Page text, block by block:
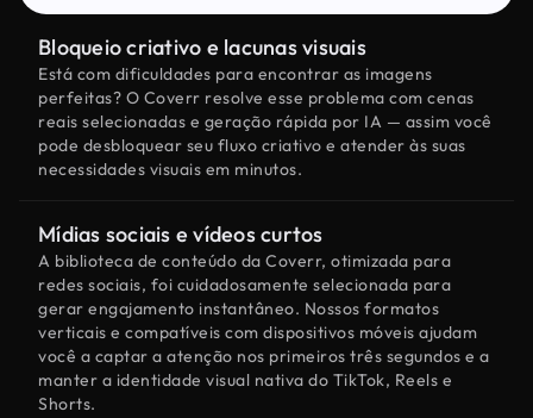
Bloqueio criativo e lacunas visuais
Está com dificuldades para encontrar as imagens
perfeitas? O Coverr resolve esse problema com cenas
reais selecionadas e geração rápida por IA — assim você
pode desbloquear seu fluxo criativo e atender às suas
necessidades visuais em minutos.
Mídias sociais e vídeos curtos
A biblioteca de conteúdo da Coverr, otimizada para
redes sociais, foi cuidadosamente selecionada para
gerar engajamento instantâneo. Nossos formatos
verticais e compatíveis com dispositivos móveis ajudam
você a captar a atenção nos primeiros três segundos e a
manter a identidade visual nativa do TikTok, Reels e
Shorts.